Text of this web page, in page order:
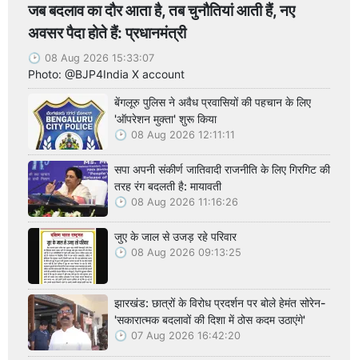
जब बदलाव का दौर आता है, तब चुनौतियां आती हैं, नए
अवसर पैदा होते हैं: प्रधानमंत्री
08 Aug 2026 15:33:07
Photo: @BJP4India X account
बेंगलूरु पुलिस ने अवैध प्रवासियों की पहचान के लिए
'ऑपरेशन मुक्ता' शुरू किया
08 Aug 2026 12:11:11
सपा अपनी संकीर्ण जातिवादी राजनीति के लिए गिरगिट की
तरह रंग बदलती है: मायावती
08 Aug 2026 11:16:26
जुए के जाल से उजड़ रहे परिवार
08 Aug 2026 09:13:25
झारखंड: छात्रों के विरोध प्रदर्शन पर बोले हेमंत सोरेन-
'सकारात्मक बदलावों की दिशा में ठोस कदम उठाएंगे'
07 Aug 2026 16:42:20